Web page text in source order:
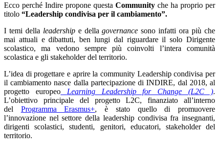
Ecco perché Indire propone questa Community che ha proprio per
titolo “Leadership condivisa per il cambiamento”.
I temi della leadershipe dellagovernance sono infatti ora più che
mai attuali e dibattuti, ben lungi dal riguardare il solo Dirigente
scolastico, ma vedono sempre più coinvolti l’intera comunità
scolastica e gli stakeholder del territorio.
L’idea di progettare e aprire la community Leadership condivisa per
il cambiamento nasce dalla partecipazione di INDIRE, dal 2018, al
progetto europeo
Learning Leadership for Change (L2C ).
L’obiettivo principale del progetto L2C, finanziato all’interno
del
Programma Erasmus+, è stato quello di promuovere
l’innovazione nel settore della leadership condivisa fra insegnanti,
dirigenti scolastici, studenti, genitori, educatori, stakeholder del
territorio.